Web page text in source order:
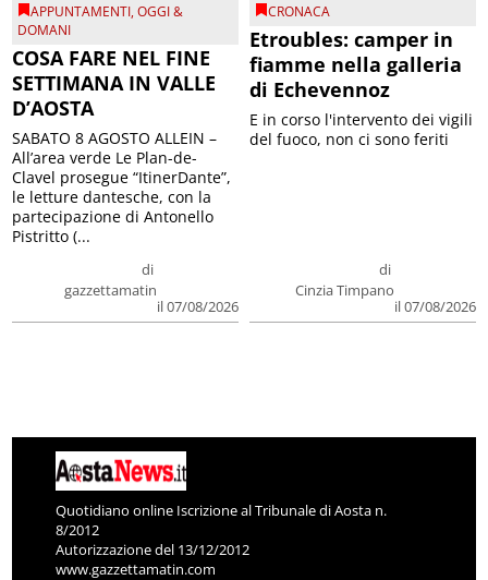
APPUNTAMENTI,OGGI &
DOMANI
COSA FARE NEL FINE
SETTIMANA IN VALLE
D’AOSTA
di
gazzettamatin
il 07/08/2026
SABATO 8 AGOSTO ALLEIN –
All’area verde Le Plan-de-
Clavel prosegue “ItinerDante”,
le letture dantesche, con la
partecipazione di Antonello
Pistritto (...
CRONACA
Etroubles: camper in
fiamme nella galleria
di Echevennoz
di
Cinzia Timpano
il 07/08/2026
E in corso l'intervento dei vigili
del fuoco, non ci sono feriti
Quotidiano online Iscrizione al Tribunale di Aosta n.
8/2012
Autorizzazione del 13/12/2012
www.gazzettamatin.com